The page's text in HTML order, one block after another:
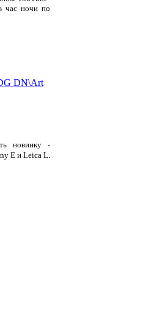
час ночи по
DN\Art
новинку -
E и Leica L.